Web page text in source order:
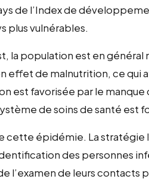
de l’Index de
plus vulnérables.
la population est en
effet de malnutrition, ce qui
est favorisée par le manque
de soins de santé
cette épidémie. La
des personnes
l’examen de leurs contacts